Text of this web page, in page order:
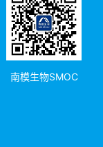
南模生物SMOC